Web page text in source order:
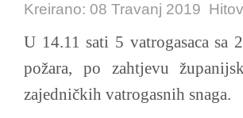
Kreirano: 08 Travanj 2019
U 14.11 sati 5 vatrogasaca sa
požara, po zahtjevu
zajedničkih vatrogasnih snaga.